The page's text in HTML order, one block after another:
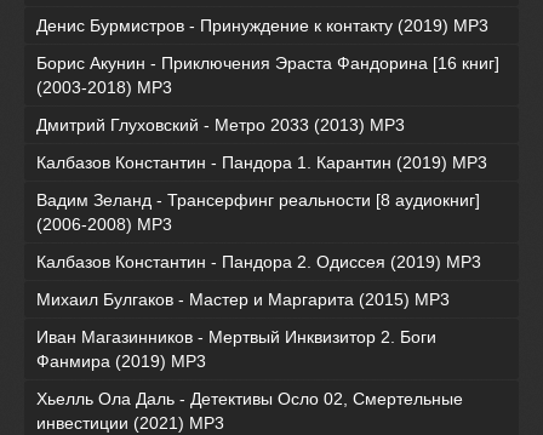
Денис Бурмистров - Принуждение к контакту (2019) MP3
Борис Акунин - Приключения Эраста Фандорина [16 книг]
(2003-2018) МР3
Дмитрий Глуховский - Метро 2033 (2013) MP3
Калбазов Константин - Пандора 1. Карантин (2019) MP3
Вадим Зеланд - Трансерфинг реальности [8 аудиокниг]
(2006-2008) MP3
Калбазов Константин - Пандора 2. Одиссея (2019) MP3
Михаил Булгаков - Мастер и Маргарита (2015) MP3
Иван Магазинников - Мертвый Инквизитор 2. Боги
Фанмира (2019) MP3
Хьелль Ола Даль - Детективы Осло 02, Смертельные
инвестиции (2021) МР3